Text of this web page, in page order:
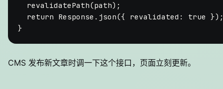
revalidatePath(path);
return Response . json({ revalidated : true
CMS 发布新文章时调一下这个接口，页面立刻更新。